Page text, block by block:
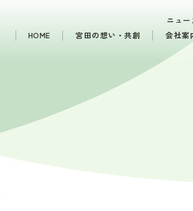
ニュ
HOME
宮田の想い・共創 会社案